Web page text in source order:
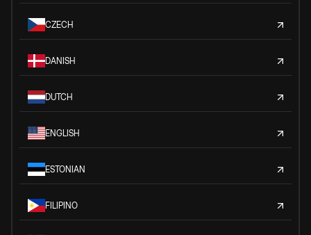
CZECH
DANISH
DUTCH
ENGLISH
ESTONIAN
FILIPINO